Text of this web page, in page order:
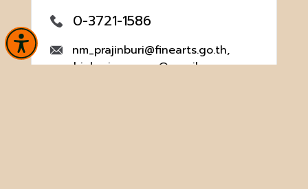
0-3721-1586
nm_prajinburi@finearts.go.th,
prachinburi.museum@gmail.com